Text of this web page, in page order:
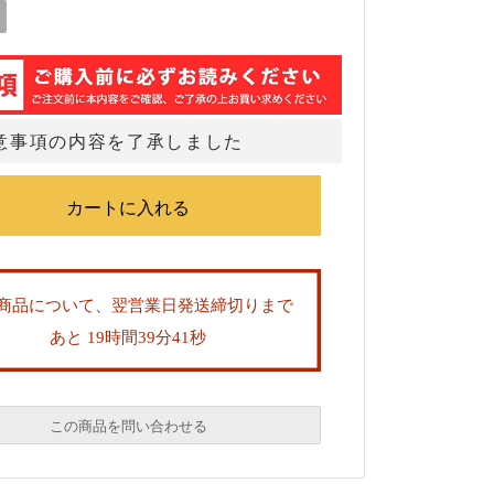
事項の内容を了承しました
品について、翌営業日発送締切りまで
あと 19時間39分40秒
この商品を問い合わせる